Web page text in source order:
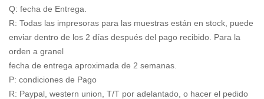
Q: fecha de Entrega.
R: Todas las impresoras para las muestras están en stock, puede
enviar dentro de los 2 días después del pago recibido. Para la
orden a granel
fecha de entrega aproximada de 2 semanas.
P: condiciones de Pago
R: Paypal, western union, T/T por adelantado, o hacer el pedido